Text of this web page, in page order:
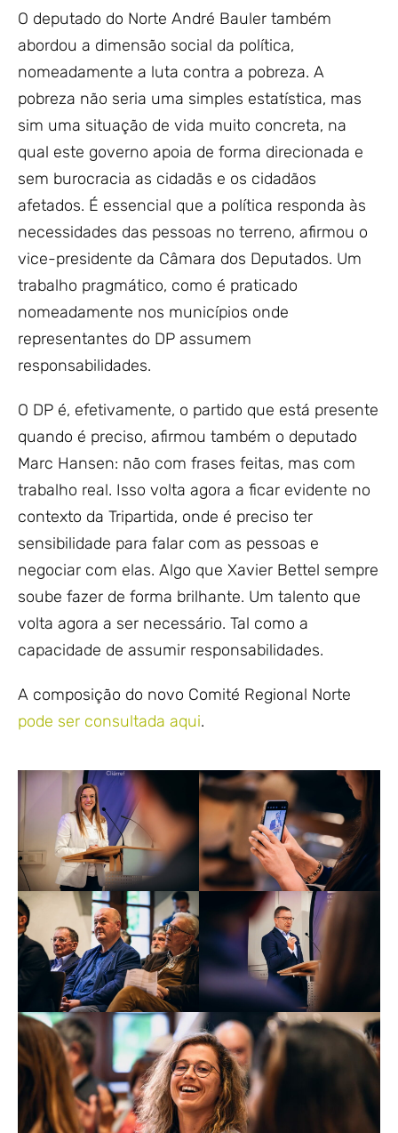
O deputado do Norte André Bauler também
abordou a dimensão social da política,
nomeadamente a luta contra a pobreza. A
pobreza não seria uma simples estatística, mas
sim uma situação de vida muito concreta, na
qual este governo apoia de forma direcionada e
sem burocracia as cidadãs e os cidadãos
afetados. É essencial que a política responda às
necessidades das pessoas no terreno, afirmou o
vice-presidente da Câmara dos Deputados. Um
trabalho pragmático, como é praticado
nomeadamente nos municípios onde
representantes do DP assumem
responsabilidades.
O DP é, efetivamente, o partido que está presente
quando é preciso, afirmou também o deputado
Marc Hansen: não com frases feitas, mas com
trabalho real. Isso volta agora a ficar evidente no
contexto da Tripartida, onde é preciso ter
sensibilidade para falar com as pessoas e
negociar com elas. Algo que Xavier Bettel sempre
soube fazer de forma brilhante. Um talento que
volta agora a ser necessário. Tal como a
capacidade de assumir responsabilidades.
A composição do novo Comité Regional Norte
pode ser consultada aqui.